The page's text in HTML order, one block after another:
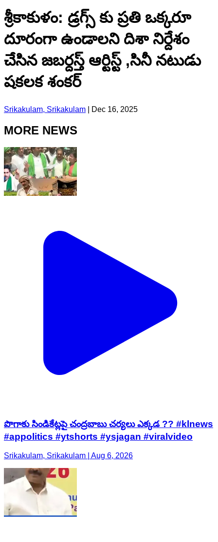
శ్రీకాకుళం: డ్రగ్స్ కు ప్రతి ఒక్కరూ
దూరంగా ఉండాలని దిశా నిర్దేశం
చేసిన జబర్దస్త్ ఆర్టిస్ట్ ,సినీ నటుడు
షకలక శంకర్
Srikakulam, Srikakulam Dec 16, 2025
MORE NEWS
పొగాకు సిండికేట్లపై చంద్రబాబు చర్యలు ఎక్కడ ?? #klnews
#appolitics #ytshorts #ysjagan #viralvideo
Srikakulam, Srikakulam | Aug 6, 2026